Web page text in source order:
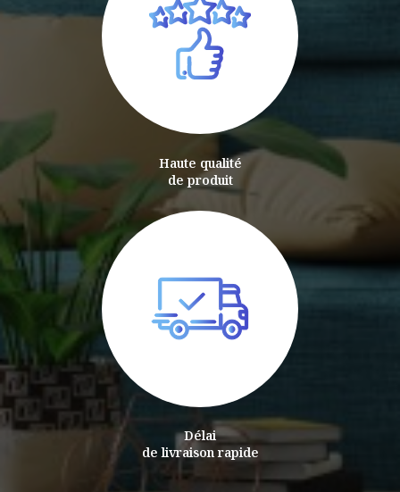
Haute qualité
de produit
Délai
de livraison rapide